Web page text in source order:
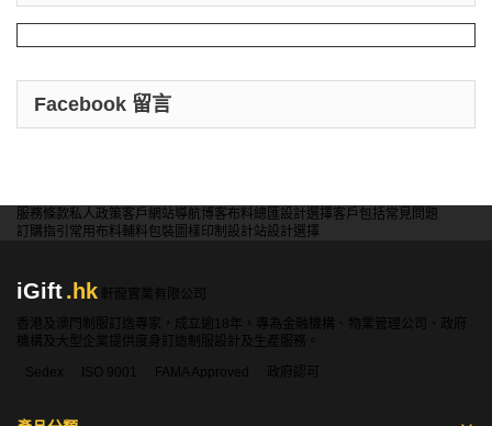
Facebook 留言
服務條款私人政策客戶 網站導航博客布料總匯設計選擇客戶包括常見問題
訂購指引 常用布料輔料包裝 圖樣印制 設計站設計選擇
iGift.hk
軒龍實業有限公司
香港及澳門制服訂造專家，成立逾18年，專為金融機構、物業管理公司、政府
機構及大型企業提供度身訂造制服設計及生產服務。
Sedex
ISO 9001 FAMA Approved 政府認可